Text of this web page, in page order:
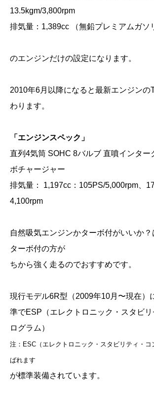
13.5kgm/3,800rpm
排気量：1,389cc （無鉛プレミアムガソ
のエンジンだけの設定になります。
2010年6月以降になると最新エンジンの
わります。
「エンジンスペック」
直列4気筒 SOHC 8バルブ 直噴インター
ボチャージャー
排気量： 1,197cc：105PS/5,000rpm、
4,100rpm
自然吸気エンジンかターボ付がいいか
ターボ付の方が
ちから強く走るのでおすすめです。
現行モデル6R型（2009年10月〜現在）
準でESP（エレクトロニック・スタビ
ログラム）
注：ESC（エレクトロニック・スタビリティ・コ
ばれます
が標準装備されています。